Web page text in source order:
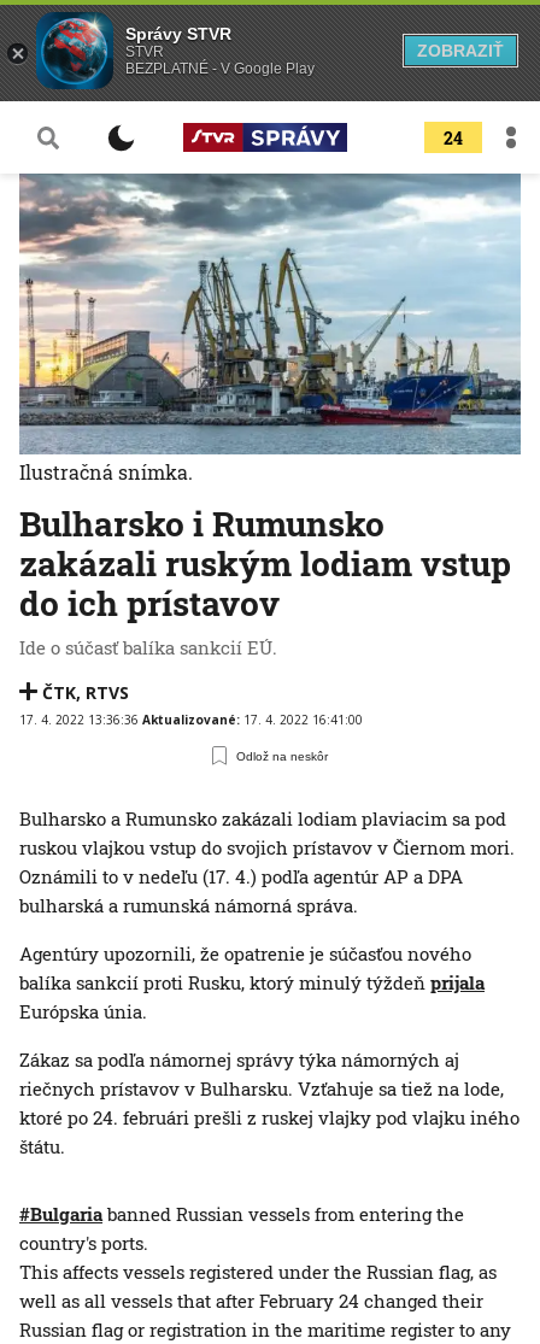
24
Bulharsko i Rumunsko
zakázali ruským lodiam vstup
do ich prístavov
Ide o súčasť balíka sankcií EÚ.
ČTK, RTVS
17. 4. 2022 13:36:36 Aktualizované: 17. 4. 2022 16:41:00
Odlož na neskôr
Ilustračná snímka.
Bulharsko a Rumunsko zakázali lodiam plaviacim sa pod
ruskou vlajkou vstup do svojich prístavov v Čiernom mori.
Oznámili to v nedeľu (17. 4.) podľa agentúr AP a DPA
bulharská a rumunská námorná správa.
Agentúry upozornili, že opatrenie je súčasťou nového
balíka sankcií proti Rusku, ktorý minulý týždeň prijala
Európska únia.
Zákaz sa podľa námornej správy týka námorných aj
riečnych prístavov v Bulharsku. Vzťahuje sa tiež na lode,
ktoré po 24. februári prešli z ruskej vlajky pod vlajku iného
štátu.
#Bulgariabanned Russian vessels from entering the
country's ports.
This affects vessels registered under the Russian flag, as
well as all vessels that after February 24 changed their
Russian flag or registration in the maritime register to any
Správy STVR
STVR
BEZPLATNÉ - V Google Play
ZOBRAZIŤ